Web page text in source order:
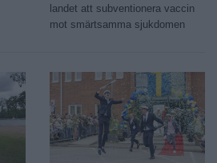
landet att subventionera vaccin
mot smärtsamma sjukdomen